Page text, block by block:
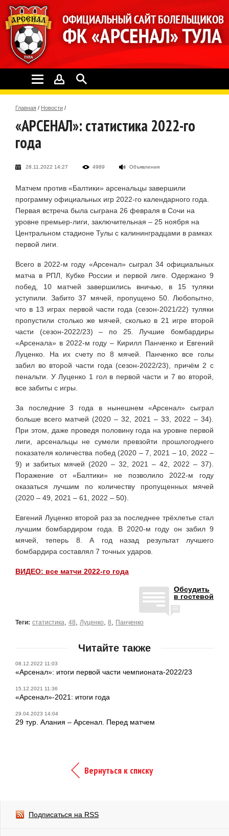
Главная / Новости /
«АРСЕНАЛ»: статистика 2022-го
года
28.11.2022 14:27 4989 Объявления
Матчем против «Балтики» арсенальцы завершили
программу официальных игр 2022-го календарного года.
Первая встреча была сыграна 26 февраля в Сочи на
уровне премьер-лиги, заключительная – 25 ноября на
Центральном стадионе Тулы с калининградцами в рамках
первой лиги.
Всего в 2022-м году «Арсенал» сыграл 34 официальных
матча в РПЛ, Кубке России и первой лиге. Одержано 9
побед, 10 матчей завершились вничью, в 15 туляки
уступили. Забито 37 мячей, пропущено 50. Любопытно,
что в 13 играх первой части года (сезон-2021/22) туляки
пропустили столько же мячей, сколько в 21 игре второй
части (сезон-2022/23) – по 25. Лучшие бомбардиры
«Арсенала» в 2022-м году – Кирилл Панченко и Евгений
Луценко. На их счету по 8 мячей. Панченко все голы
забил во второй части года (сезон-2022/23), причём 2 с
пенальти. У Луценко 1 гол в первой части и 7 во второй,
все забиты с игры.
За последние 3 года в нынешнем «Арсенал» сыграл
больше всего матчей (2020 – 32, 2021 – 33, 2022 – 34).
При этом, даже проведя половину года на уровне первой
лиги, арсенальцы не сумели превзойти прошлогоднего
показателя количества побед (2020 – 7, 2021 – 10, 2022 –
9) и забитых мячей (2020 – 32, 2021 – 42, 2022 – 37).
Поражение от «Балтики» не позволило 2022-м году
оказаться лучшим по количеству пропущенных мячей
(2020 – 49, 2021 – 61, 2022 – 50).
Евгений Луценко второй раз за последнее трёхлетье стал
лучшим бомбардиром года. В 2020-м году он забил 9
мячей, теперь 8. А год назад результат лучшего
бомбардира составлял 7 точных ударов.
ВИДЕО: все матчи 2022-го года
Обсудить
в гостевой
Теги: статистика 48 Луценко 8 Панченко
Читайте также
08.12.2022 11:03
«Арсенал»: итоги первой части чемпионата-2022/23
15.12.2021 11:36
«Арсенал»-2021: итоги года
29.04.2023 14:04
29 тур. Алания – Арсенал. Перед матчем
Вернуться к списку
Подписаться на RSS